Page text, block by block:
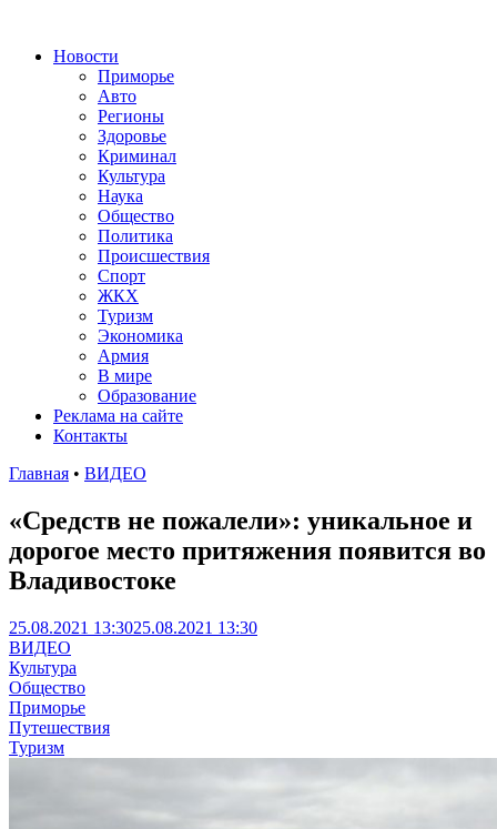
Новости
Приморье
Авто
Регионы
Здоровье
Криминал
Культура
Наука
Общество
Политика
Происшествия
Спорт
ЖКХ
Туризм
Экономика
Армия
В мире
Образование
Реклама на сайте
Контакты
Главная • ВИДЕО
«Средств не пожалели»: уникальное и
дорогое место притяжения появится во
Владивостоке
25.08.2021 13:3025.08.2021 13:30
ВИДЕО
Культура
Общество
Приморье
Путешествия
Туризм